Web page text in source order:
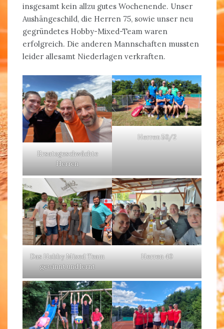
insgesamt kein allzu gutes Wochenende. Unser
Aushängeschild, die Herren 75, sowie unser neu
gegründetes Hobby-Mixed-Team waren
erfolgreich. Die anderen Mannschaften mussten
leider allesamt Niederlagen verkraften.
Ersatzgeschwächte
Herren
Herren 50/2
Das Hobby Mixed Team
gewinnt und lernt
Herren 40